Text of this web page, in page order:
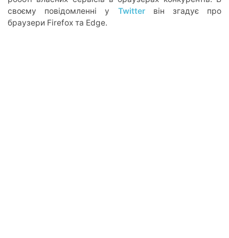
своєму повідомленні у Twitterвін згадує про
браузери Firefox та Edge.